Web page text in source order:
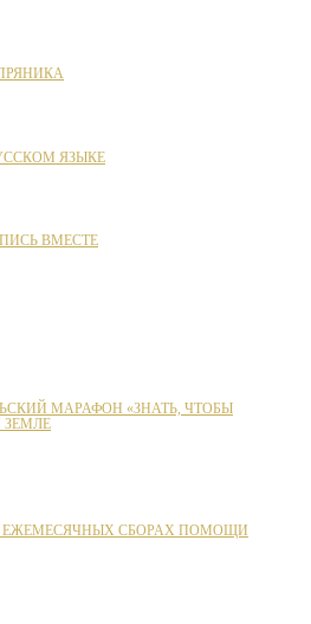
ЯЗЫКЕ
ВМЕСТЕ
МАРАФОН «ЗНАТЬ, ЧТОБЫ
ЗЕМЛЕ
СБОРАХ ПОМОЩИ